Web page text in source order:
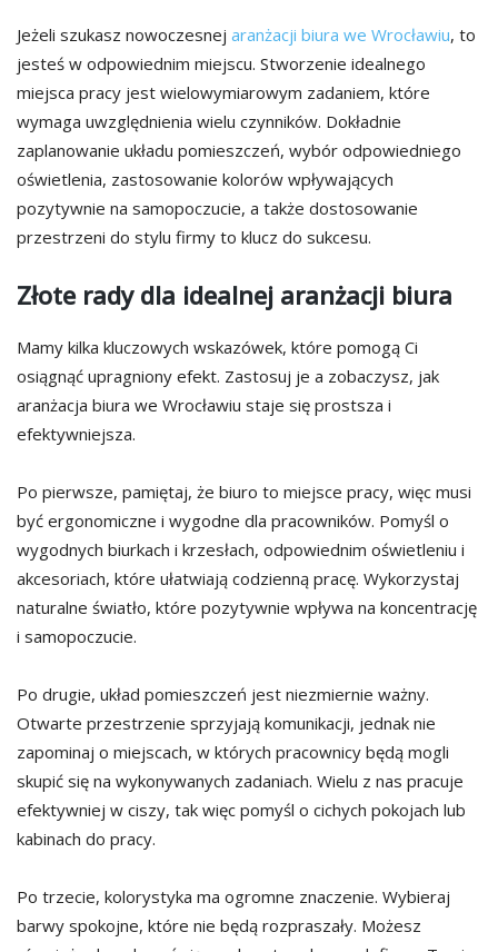
Jeżeli szukasz nowoczesnej aranżacji biura we Wrocławiu, to
jesteś w odpowiednim miejscu. Stworzenie idealnego
miejsca pracy jest wielowymiarowym zadaniem, które
wymaga uwzględnienia wielu czynników. Dokładnie
zaplanowanie układu pomieszczeń, wybór odpowiedniego
oświetlenia, zastosowanie kolorów wpływających
pozytywnie na samopoczucie, a także dostosowanie
przestrzeni do stylu firmy to klucz do sukcesu.
Złote rady dla idealnej aranżacji biura
Mamy kilka kluczowych wskazówek, które pomogą Ci
osiągnąć upragniony efekt. Zastosuj je a zobaczysz, jak
aranżacja biura we Wrocławiu staje się prostsza i
efektywniejsza.
Po pierwsze, pamiętaj, że biuro to miejsce pracy, więc musi
być ergonomiczne i wygodne dla pracowników. Pomyśl o
wygodnych biurkach i krzesłach, odpowiednim oświetleniu i
akcesoriach, które ułatwiają codzienną pracę. Wykorzystaj
naturalne światło, które pozytywnie wpływa na koncentrację
i samopoczucie.
Po drugie, układ pomieszczeń jest niezmiernie ważny.
Otwarte przestrzenie sprzyjają komunikacji, jednak nie
zapominaj o miejscach, w których pracownicy będą mogli
skupić się na wykonywanych zadaniach. Wielu z nas pracuje
efektywniej w ciszy, tak więc pomyśl o cichych pokojach lub
kabinach do pracy.
Po trzecie, kolorystyka ma ogromne znaczenie. Wybieraj
barwy spokojne, które nie będą rozpraszały. Możesz